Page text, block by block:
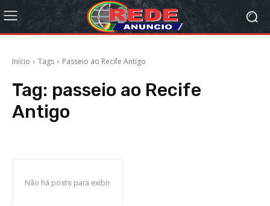
Início Tags Passeio ao Recife Antigo
Tag: passeio ao Recife
Antigo
Não há posts para exibir